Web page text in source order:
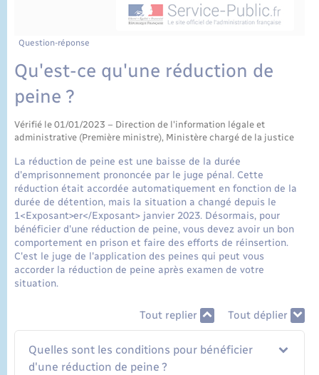
Question-réponse
Qu'est-ce qu'une réduction de
peine ?
Vérifié le 01/01/2023 – Direction de l'information légale et
administrative (Première ministre), Ministère chargé de la justice
La réduction de peine est une baisse de la durée
d'emprisonnement prononcée par le juge pénal. Cette
réduction était accordée automatiquement en fonction de la
durée de détention, mais la situation a changé depuis le
1<Exposant>er</Exposant> janvier 2023. Désormais, pour
bénéficier d'une réduction de peine, vous devez avoir un bon
comportement en prison et faire des efforts de réinsertion.
C'est le juge de l'application des peines qui peut vous
accorder la réduction de peine après examen de votre
situation.
Tout replier Tout déplier
Quelles sont les conditions pour bénéficier
d'une réduction de peine ?